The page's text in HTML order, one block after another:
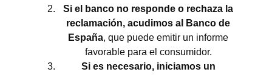
Si el banco no responde o rechaza la
reclamación, acudimos al Banco de
España, que puede emitir un informe
favorable para el consumidor.
Si es necesario, iniciamos un